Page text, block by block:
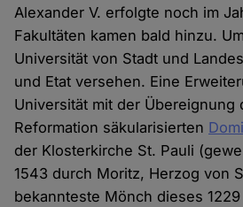
Alexander V. erfolgte noch im
Fakultäten kamen bald hinzu.
Universität von Stadt und
und Etat versehen. Eine
Universität mit der Übereignung
Reformation säkularisierten
der Klosterkirche St. Pauli
1543 durch Moritz, Herzog von
bekannteste Mönch dieses